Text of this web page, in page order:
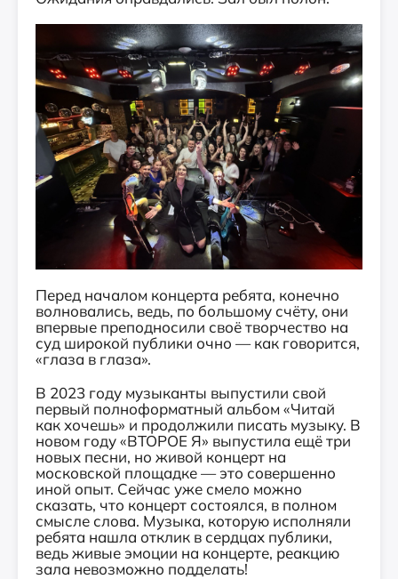
Перед началом концерта ребята, конечно
волновались, ведь, по большому счёту, они
впервые преподносили своё творчество на
суд широкой публики очно — как говорится,
«глаза в глаза».
В 2023 году музыканты выпустили свой
первый полноформатный альбом «Читай
как хочешь» и продолжили писать музыку. В
новом году «ВТОРОЕ Я» выпустила ещё три
новых песни, но живой концерт на
московской площадке — это совершенно
иной опыт. Сейчас уже смело можно
сказать, что концерт состоялся, в полном
смысле слова. Музыка, которую исполняли
ребята нашла отклик в сердцах публики,
ведь живые эмоции на концерте, реакцию
зала невозможно подделать!